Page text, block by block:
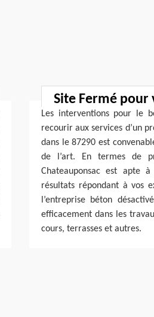
Site Fermé pour
Les interventions pour le
recourir aux services d’un
dans le 87290 est
de l’art. En termes de
Chateauponsac est apte
résultats répondant à vos
l’entreprise béton
efficacement dans les
cours, terrasses et autres.